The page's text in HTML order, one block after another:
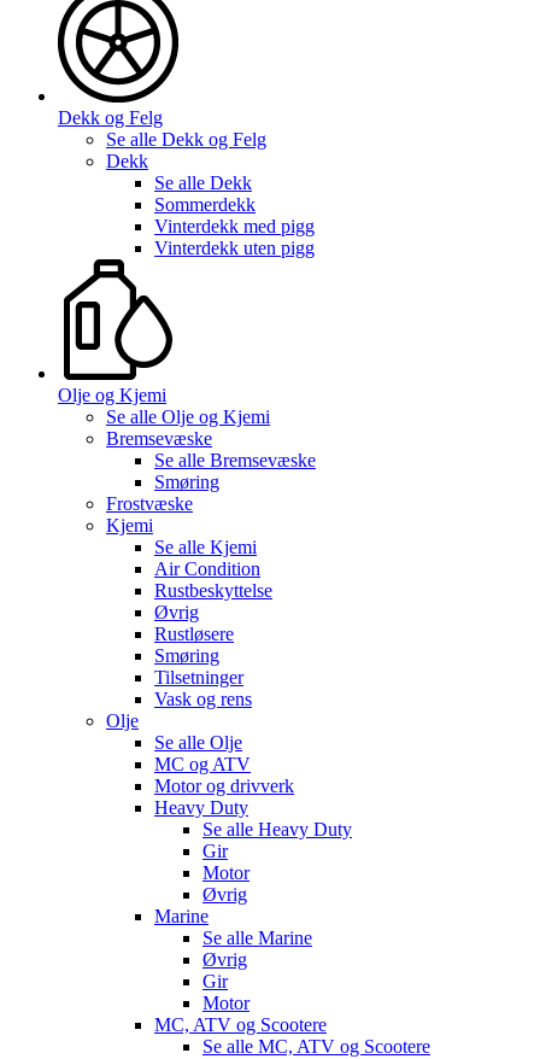
Dekk og Felg
Se alle Dekk og Felg
Dekk
Se alle Dekk
Sommerdekk
Vinterdekk med pigg
Vinterdekk uten pigg
Olje og Kjemi
Se alle Olje og Kjemi
Bremsevæske
Se alle Bremsevæske
Smøring
Frostvæske
Kjemi
Se alle Kjemi
Air Condition
Rustbeskyttelse
Øvrig
Rustløsere
Smøring
Tilsetninger
Vask og rens
Olje
Se alle Olje
MC og ATV
Motor og drivverk
Heavy Duty
Se alle Heavy Duty
Gir
Motor
Øvrig
Marine
Se alle Marine
Øvrig
Gir
Motor
MC, ATV og Scootere
Se alle MC, ATV og Scootere